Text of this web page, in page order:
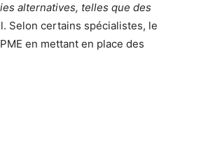
alternatives, telles que des
Selon certains spécialistes, le
en mettant en place des